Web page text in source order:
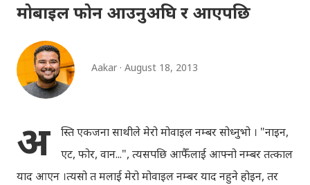
मोबाइल फोन आउनुअघि र आएपछि
Aakar August 18, 2013
अ
स्ति एकजना साथीले मेरो मोवाइल नम्बर सोध्नुभो । "नाइन,
एट, फोर, वान...", त्यसपछि आफैँलाई आफ्नो नम्बर तत्काल
याद आएन ।त्यसो त मलाई मेरो मोवाइल नम्बर याद नहुने होइन, तर